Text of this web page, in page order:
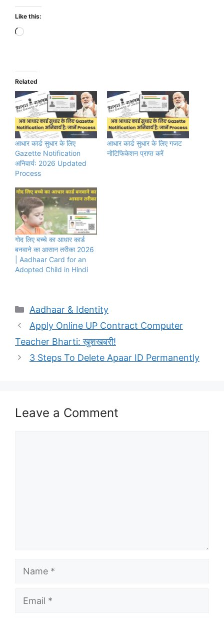
Like this:
Loading…
Related
आधार कार्ड सुधार के लिए
Gazette Notification
अनिवार्य: 2026 Updated
Process
आधार कार्ड सुधार के लिए गजट
नोटिफिकेशन प्राप्त करें
गोद लिए बच्चे का आधार कार्ड
बनवाने का आसान तरीका 2026
| Aadhaar Card for an
Adopted Child in Hindi
Categories
Aadhaar & Identity
Apply Online UP Contract Computer
Teacher Bharti: खुशखबरी!
3 Steps To Delete Apaar ID Permanently
Leave a Comment